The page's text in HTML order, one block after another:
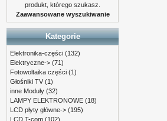
produkt, którego szukasz.
Zaawansowane wyszukiwanie
Kategorie
Elektronika-części (132)
Elektryczne-> (71)
Fotowoltaika części (1)
Głośniki TV (1)
inne Moduły (32)
LAMPY ELEKTRONOWE (18)
LCD płyty główne-> (195)
LCD T-com (102)